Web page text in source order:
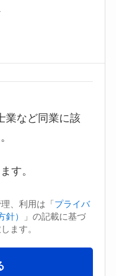
業など同業に該
す。
、利用は「 プライバ
）
」の記載に基づ
ます。